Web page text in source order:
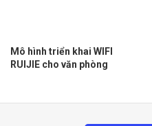
Mô hình triển khai WIFI
RUIJIE cho văn phòng